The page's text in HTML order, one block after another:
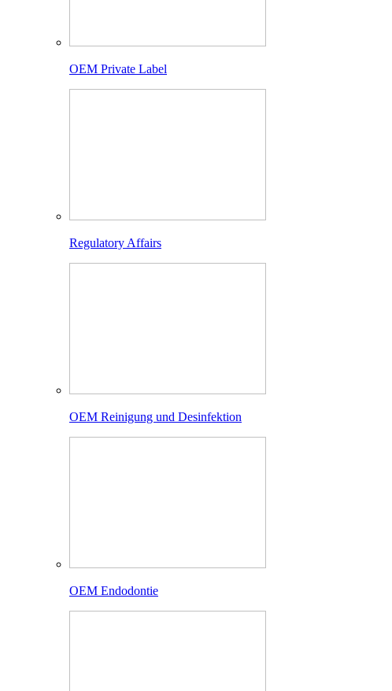
OEM Private Label
Regulatory Affairs
OEM Reinigung und Desinfektion
OEM Endodontie